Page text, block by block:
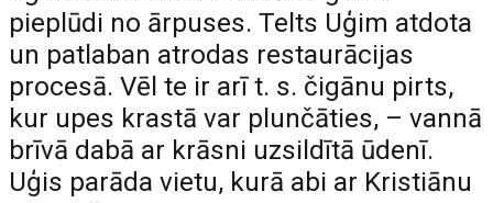
pieplūdi no ārpuses. Telts Uģim atdota
un patlaban atrodas restaurācijas
procesā. Vēl te ir arī t. s. čigānu pirts,
kur upes krastā var plunčāties, – vannā
brīvā dabā ar krāsni uzsildītā ūdenī.
Uģis parāda vietu, kurā abi ar Kristiānu